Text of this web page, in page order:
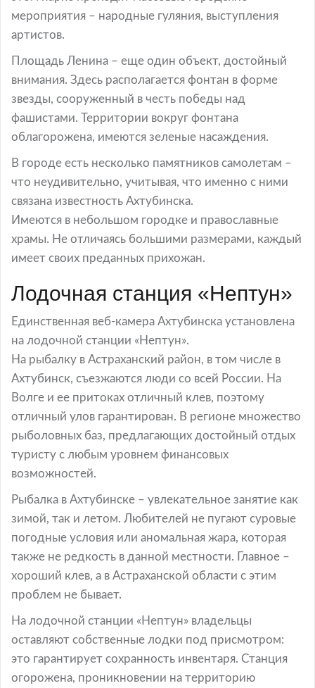
мероприятия – народные гуляния, выступления
артистов.
Площадь Ленина – еще один объект, достойный
внимания. Здесь располагается фонтан в форме
звезды, сооруженный в честь победы над
фашистами. Территории вокруг фонтана
облагорожена, имеются зеленые насаждения.
В городе есть несколько памятников самолетам –
что неудивительно, учитывая, что именно с ними
связана известность Ахтубинска.
Имеются в небольшом городке и православные
храмы. Не отличаясь большими размерами, каждый
имеет своих преданных прихожан.
Лодочная станция «Нептун»
Единственная веб-камера Ахтубинска установлена
на лодочной станции «Нептун».
На рыбалку в Астраханский район, в том числе в
Ахтубинск, съезжаются люди со всей России. На
Волге и ее притоках отличный клев, поэтому
отличный улов гарантирован. В регионе множество
рыболовных баз, предлагающих достойный отдых
туристу с любым уровнем финансовых
возможностей.
Рыбалка в Ахтубинске – увлекательное занятие как
зимой, так и летом. Любителей не пугают суровые
погодные условия или аномальная жара, которая
также не редкость в данной местности. Главное –
хороший клев, а в Астраханской области с этим
проблем не бывает.
На лодочной станции «Нептун» владельцы
оставляют собственные лодки под присмотром:
это гарантирует сохранность инвентаря. Станция
огорожена, проникновении на территорию